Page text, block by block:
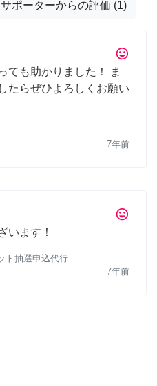
サポーターからの評価 (1)
tag_faces
ても助かりました！ ま
たらぜひよろしくお願い
7年前
tag_faces
います！
ト抽選申込代行
7年前